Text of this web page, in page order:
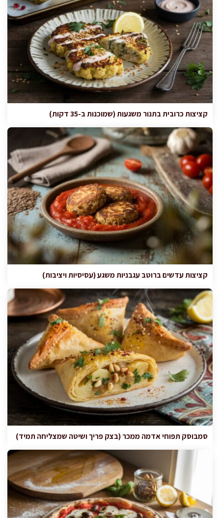
קציצות כרובית בתנור משגעות (שמוכנות ב-35 דקות)
קציצות עדשים ברוטב עגבניות משגע (עסיסיות ויציבות)
סמבוסק תפוחי אדמה ממכר (בצק פריך ושיטה שמצליחה תמיד)